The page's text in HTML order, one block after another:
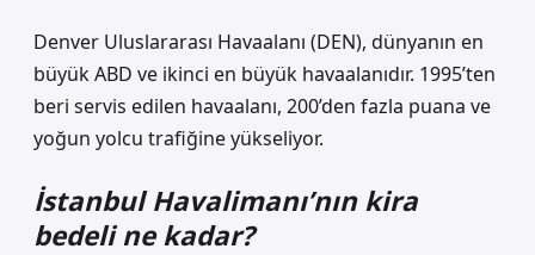
Denver Uluslararası Havaalanı (DEN), dünyanın en
büyük ABD ve ikinci en büyük havaalanıdır. 1995’ten
beri servis edilen havaalanı, 200’den fazla puana ve
yoğun yolcu trafiğine yükseliyor.
İstanbul Havalimanı’nın kira
bedeli ne kadar?